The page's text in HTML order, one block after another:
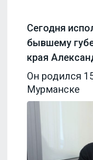
Сегодня
бывшему
края
Он родился
Мурманске